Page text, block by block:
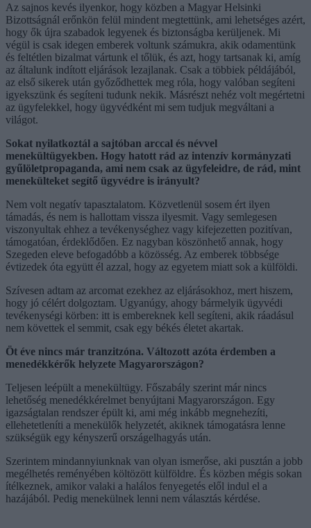
Az sajnos kevés ilyenkor, hogy közben a Magyar Helsinki
Bizottságnál erőnkön felül mindent megtettünk, ami lehetséges azért,
hogy ők újra szabadok legyenek és biztonságba kerüljenek. Mi
végül is csak idegen emberek voltunk számukra, akik odamentünk
és feltétlen bizalmat vártunk el tőlük, és azt, hogy tartsanak ki, amíg
az általunk indított eljárások lezajlanak. Csak a többiek példájából,
az első sikerek után győződhettek meg róla, hogy valóban segíteni
igyekszünk és segíteni tudunk nekik. Másrészt nehéz volt megértetni
az ügyfelekkel, hogy ügyvédként mi sem tudjuk megváltani a
világot.
Sokat nyilatkoztál a sajtóban arccal és névvel
menekültügyekben. Hogy hatott rád az intenzív kormányzati
gyűlöletpropaganda, ami nem csak az ügyfeleidre, de rád, mint
menekülteket segítő ügyvédre is irányult?
Nem volt negatív tapasztalatom. Közvetlenül sosem ért ilyen
támadás, és nem is hallottam vissza ilyesmit. Vagy semlegesen
viszonyultak ehhez a tevékenységhez vagy kifejezetten pozitívan,
támogatóan, érdeklődően. Ez nagyban köszönhető annak, hogy
Szegeden eleve befogadóbb a közösség. Az emberek többsége
évtizedek óta együtt él azzal, hogy az egyetem miatt sok a külföldi.
Szívesen adtam az arcomat ezekhez az eljárásokhoz, mert hiszem,
hogy jó célért dolgoztam. Ugyanúgy, ahogy bármelyik ügyvédi
tevékenységi körben: itt is embereknek kell segíteni, akik ráadásul
nem követtek el semmit, csak egy békés életet akartak.
Öt éve nincs már tranzitzóna. Változott azóta érdemben a
menedékkérők helyzete Magyarországon?
Teljesen leépült a menekültügy. Főszabály szerint már nincs
lehetőség menedékkérelmet benyújtani Magyarországon. Egy
igazságtalan rendszer épült ki, ami még inkább megnehezíti,
ellehetetleníti a menekülők helyzetét, akiknek támogatásra lenne
szükségük egy kényszerű országelhagyás után.
Szerintem mindannyiunknak van olyan ismerőse, aki pusztán a jobb
megélhetés reményében költözött külföldre. És közben mégis sokan
ítélkeznek, amikor valaki a halálos fenyegetés elől indul el a
hazájából. Pedig menekülnek lenni nem választás kérdése.